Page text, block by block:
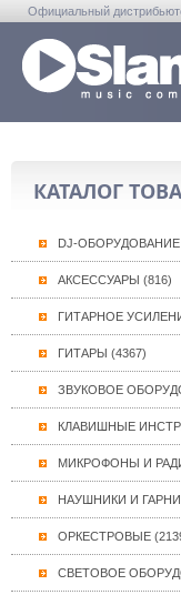
Официальный
КАТАЛОГ
DJ-ОБОРУДОВАНИЕ
АКСЕССУАРЫ (816)
ГИТАРНОЕ
ГИТАРЫ (4367)
ЗВУКОВОЕ
КЛАВИШНЫЕ
МИКРОФОНЫ И
НАУШНИКИ И
ОРКЕСТРОВЫЕ
СВЕТОВОЕ